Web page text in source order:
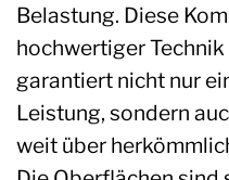
Belastung. Diese
hochwertiger
garantiert nicht nur
Leistung, sondern
weit über